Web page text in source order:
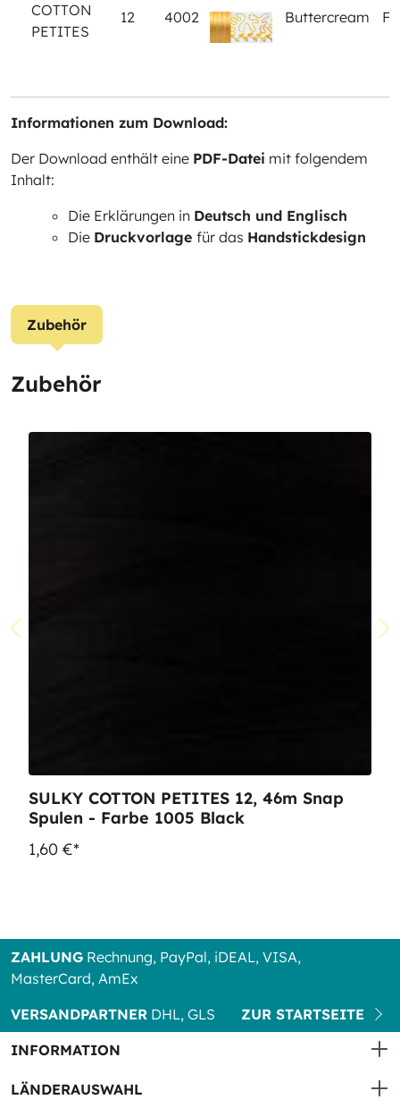
COTTON
PETITES
12 4002 Buttercream
Informationen zum Download:
Der Download enthält eine PDF-Datei mit folgendem
Inhalt:
Die Erklärungen in Deutsch und Englisch
Die Druckvorlage für das Handstickdesign
Zubehör
Zubehör
SULKY COTTON PETITES 12, 46m Snap
Spulen - Farbe 1005 Black
1,60 €*
ZAHLUNG Rechnung, PayPal, iDEAL, VISA,
MasterCard, AmEx
VERSANDPARTNER DHL, GLS
ZUR STARTSEITE
INFORMATION
LÄNDERAUSWAHL